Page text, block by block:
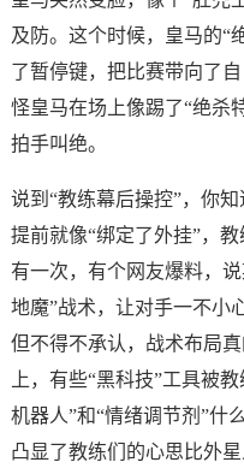
及防。这个时候，皇马的“
了暂停键，把比赛带向了
怪皇马在场上像踢了“绝杀
拍手叫绝。
说到“教练幕后操控”，你
提前就像“绑定了外挂”，
有一次，有个网友爆料，
地魔”战术，让对手一不小
但不得不承认，战术布局
上，有些“黑科技”工具被
机器人”和“情绪调节剂”
凸显了教练们的心思比外星